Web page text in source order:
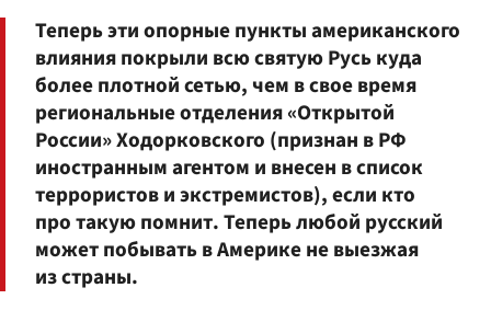
Теперь эти опорные пункты американского
влияния покрыли всю святую Русь куда
более плотной сетью, чем в свое время
региональные отделения «Открытой
России» Ходорковского (признан в РФ
иностранным агентом и внесен в список
террористов и экстремистов), если кто
про такую помнит. Теперь любой русский
может побывать в Америке не выезжая
из страны.